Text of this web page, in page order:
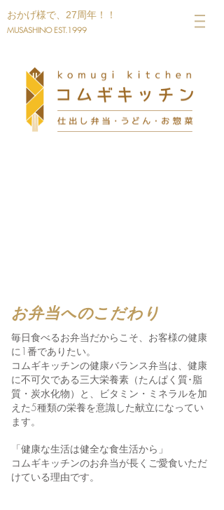
MUSASHINO EST.1999
​おかげ様で、27周年！！
​お弁当へのこだわり
毎日食べるお弁当だからこそ、お客様の健康
に1番でありたい。
コムギキッチンの健康バランス弁当は、健康
に不可欠である三大栄養素（たんぱく質･脂
質・炭水化物）と、ビタミン・ミネラルを加
えた5種類の栄養を意識した献立になってい
ます。
「健康な生活は健全な食生活から」
​コムギキッチンのお弁当が長くご愛食いただ
けている理由です。